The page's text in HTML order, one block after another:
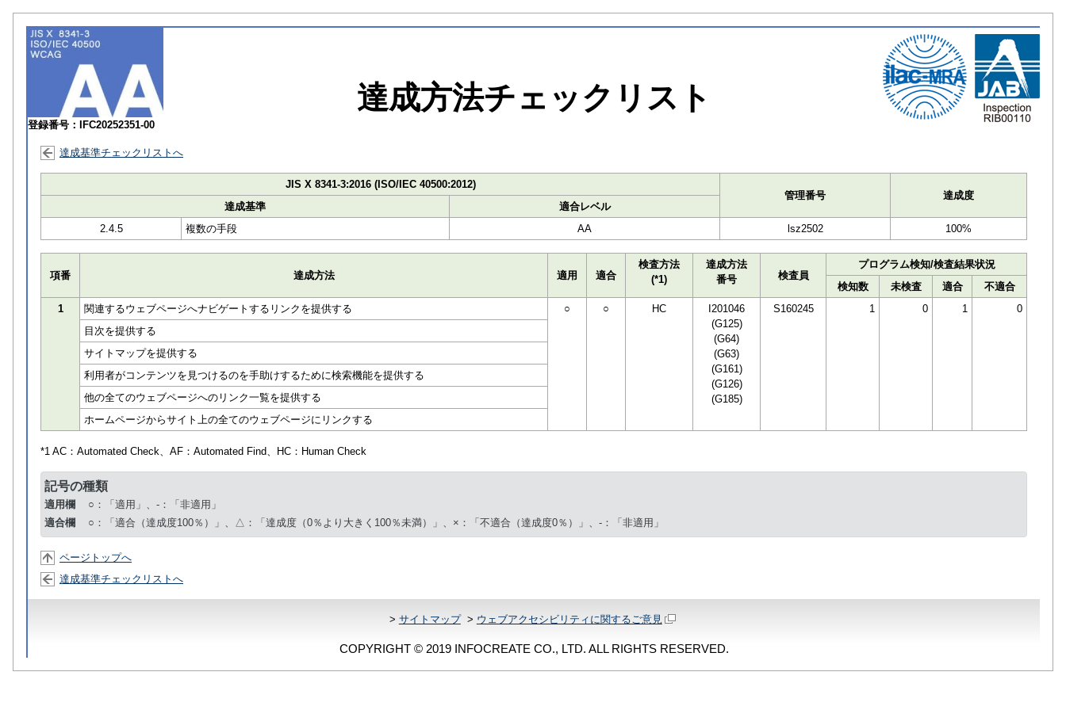
登録番号：IFC20252351-00
達成方法チェックリスト
達成基準チェックリストへ
JIS X 8341-3:2016 (ISO/IEC 40500:2012)
管理番号
達成度
達成基準
適合レベル
2.4.5
複数の手段 AA lsz2502 100%
項番 達成方法 適用 適合
検査方法
(*1)
達成方法
番号
検査員
プログラム検知/検査結果状況
検知数
未検査 適合
不適合
1
関連するウェブページへナビゲートするリンクを提供する ○ ○ HC
I201046
(G125)
(G64)
(G63)
(G161)
(G126)
(G185)
S160245 1 0 1
0
目次を提供する
サイトマップを提供する
利用者がコンテンツを見つけるのを手助けするために検索機能を提供する
他の全てのウェブページへのリンク一覧を提供する
ホームページからサイト上の全てのウェブページにリンクする
*1 AC： Automated Check、AF： Automated Find、HC： Human Check
記号の種類
適用欄
○：「適用」、-：「非適用」
適合欄
○：「適合（達成度100％）」、△：「達成度（0％より大きく100％未満）」、×：「不適合（達成度0％）」、-：「非適用」
ページトップへ
達成基準チェックリストへ
> サイトマップ> ウェブアクセシビリティに関するご意見
COPYRIGHT © 2019 INFOCREATE CO., LTD. ALL RIGHTS RESERVED.